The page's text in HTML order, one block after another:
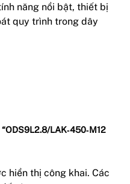
năng nổi bật, thiết bị
quy trình trong dây
LAK‑450‑M12
hiển thị công khai. Các